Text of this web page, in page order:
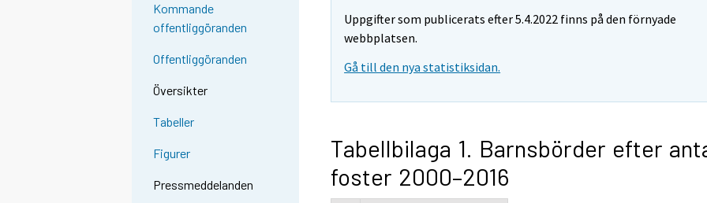
Kommande
offentliggöranden
Offentliggöranden
Översikter
Tabeller
Figurer
Pressmeddelanden
Uppgifter som publicerats efter 5.4.2022 finns på den förnyade
webbplatsen.
Gå till den nya statistiksidan.
Tabellbilaga 1. Barnsbörder efter
foster 2000–2016